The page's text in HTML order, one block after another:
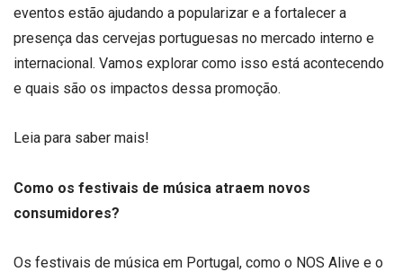
eventos estão ajudando a popularizar e a fortalecer a
presença das cervejas portuguesas no mercado interno e
internacional. Vamos explorar como isso está acontecendo
e quais são os impactos dessa promoção.
Leia para saber mais!
Como os festivais de música atraem novos
consumidores?
Os festivais de música em Portugal, como o NOS Alive e o